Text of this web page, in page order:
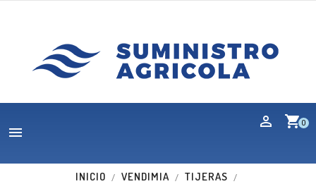
shopping_cart0

INICIO VENDIMIA
TIJERAS